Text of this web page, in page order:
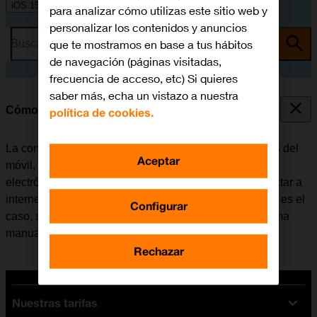
iOS 15.0
Busca por problema o tema
Cómo configurar el móvil para internet
La conexión de internet se utiliza en muchas funciones del
móvil, por ejemplo, al usar el navegador, recibir correo
electrónico, instalar apps, etc. El móvil se puede conectar a
internet una vez se haya insertado la tarjeta SIM. Si no es el
caso, se puede configurar el móvil para internet de forma
manual.
Nuestras tarifas
para analizar cómo utilizas este sitio web y
personalizar los contenidos y anuncios
que te mostramos en base a tus hábitos
de navegación (páginas visitadas,
frecuencia de acceso, etc) Si quieres
saber más, echa un vistazo a nuestra
política de cookies.
Configurar
Rechazar
Aceptar